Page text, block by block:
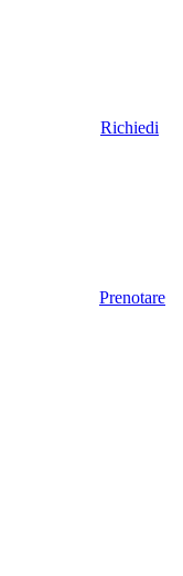
Richiedi
Prenotare